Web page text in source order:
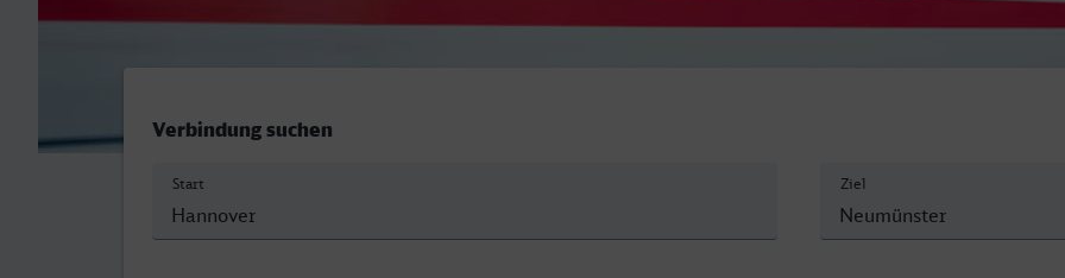
Verbindung suchen
Start Ziel